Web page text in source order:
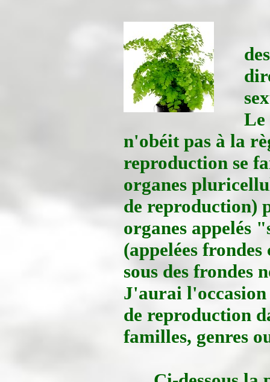
Le
n'obéit pas à la
reproduction se
organes
de reproduction)
organes appelés
(appelées
sous des frondes
J'aurai
de reproduction
familles, genres